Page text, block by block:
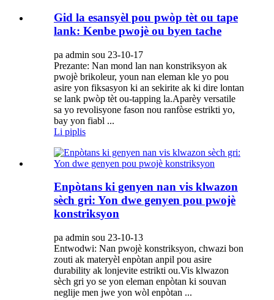
Gid la esansyèl pou pwòp tèt ou tape
lank: Kenbe pwojè ou byen tache
pa admin sou 23-10-17
Prezante: Nan mond lan nan konstriksyon ak
pwojè brikoleur, youn nan eleman kle yo pou
asire yon fiksasyon ki an sekirite ak ki dire lontan
se lank pwòp tèt ou-tapping la.Aparèy versatile
sa yo revolisyone fason nou ranfòse estrikti yo,
bay yon fiabl ...
Li piplis
Enpòtans ki genyen nan vis klwazon
sèch gri: Yon dwe genyen pou pwojè
konstriksyon
pa admin sou 23-10-13
Entwodwi: Nan pwojè konstriksyon, chwazi bon
zouti ak materyèl enpòtan anpil pou asire
durability ak lonjevite estrikti ou.Vis klwazon
sèch gri yo se yon eleman enpòtan ki souvan
neglije men jwe yon wòl enpòtan ...